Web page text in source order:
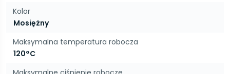
Kolor
Mosiężny
Maksymalna temperatura robocza
120°C